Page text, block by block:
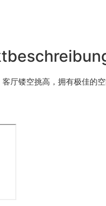
厅镂空挑高，拥有极佳的